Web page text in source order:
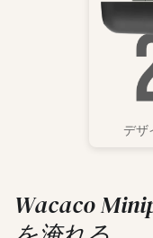
デザ
Wacaco